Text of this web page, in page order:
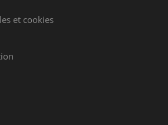
et cookies